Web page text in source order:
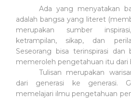
Ada yang menyatakan
adalah bangsa yang literet
merupakan sumber
ketrampilan, sikap, dan
Seseorang bisa terinspirasi dan
memeroleh pengetahuan itu dari
Tulisan merupakan
dari generasi ke generasi.
memelajari ilmu pengetahuan